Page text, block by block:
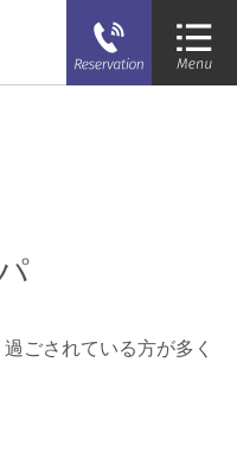
ごされている方が多く